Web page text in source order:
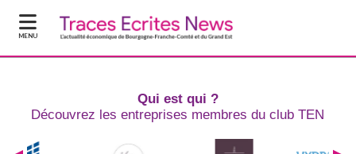
MENU
Qui est qui ?
Découvrez les entreprises membres du club TEN